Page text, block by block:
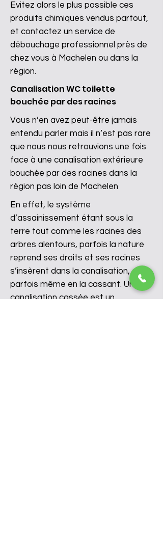
Evitez alors le plus possible ces
produits chimiques vendus partout,
et contactez un service de
débouchage professionnel près de
chez vous à Machelen ou dans la
région.
Canalisation WC toilette
bouchée par des racines
Vous n’en avez peut-être jamais
entendu parler mais il n’est pas rare
que nous nous retrouvions une fois
face à une canalisation extérieure
bouchée par des racines dans la
région pas loin de Machelen
En effet, le système
d’assainissement étant sous la
terre tout comme les racines des
arbres alentours, parfois la nature
reprend ses droits et ses racines
s’insèrent dans la canalisation,
parfois même en la cassant. Une
canalisation cassée est un